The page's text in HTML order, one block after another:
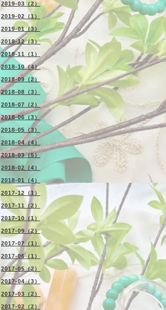
2019-03（2）
2019-02（1）
2019-01（3）
2018-12（3）
2018-11（1）
2018-10（4）
2018-09（2）
2018-08（3）
2018-07（2）
2018-06（3）
2018-05（3）
2018-04（4）
2018-03（5）
2018-02（4）
2018-01（4）
2017-12（1）
2017-11（2）
2017-10（1）
2017-09（2）
2017-07（1）
2017-06（1）
2017-05（2）
2017-04（3）
2017-03（2）
2017-02（2）